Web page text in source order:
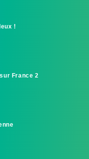
!
France 2